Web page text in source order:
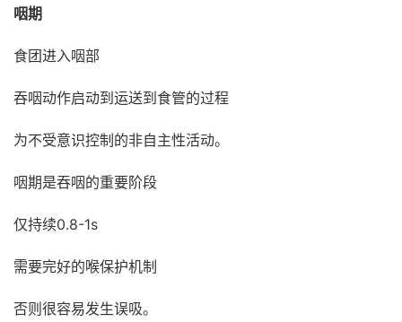
咽期
食团进入咽部
吞咽动作启动到运送到食管的过程
为不受意识控制的非自主性活动。
咽期是吞咽的重要阶段
仅持续0.8-1s
需要完好的喉保护机制
否则很容易发生误吸。